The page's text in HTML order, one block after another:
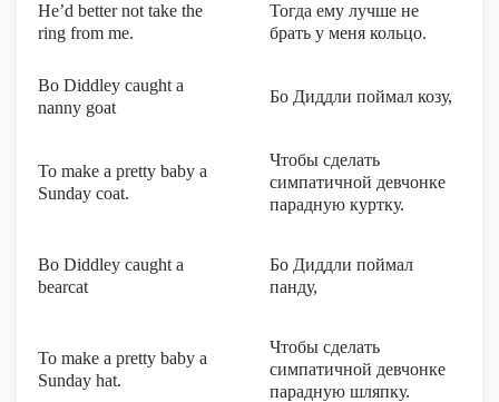
He’d better not take the
ring from me.
Тогда ему лучше не
брать у меня кольцо.
Bo Diddley caught a
nanny goat
Бо Диддли поймал козу,
To make a pretty baby a
Sunday coat.
Чтобы сделать
симпатичной девчонке
парадную куртку.
Bo Diddley caught a
bearcat
Бо Диддли поймал
панду,
To make a pretty baby a
Sunday hat.
Чтобы сделать
симпатичной девчонке
парадную шляпку.